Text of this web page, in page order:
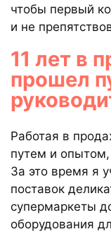
чтобы первый
и не
11 лет в
прошел
Работая в
путем и
За это время я
поставок
супермаркеты
оборудования